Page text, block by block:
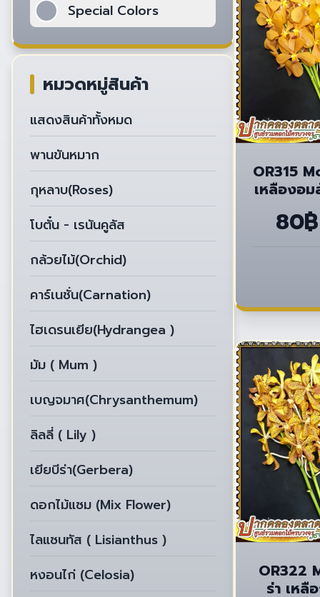
Special Colors
หมวดหมู่สินค้า
แสดงสินค้าทั้งหมด
พานขันหมาก
กุหลาบ(Roses)
โบตั๋น - เรนันคูลัส
กล้วยไม้(Orchid)
คาร์เนชั่น(Carnation)
ไฮเดรนเยีย(Hydrangea )
มัม ( Mum )
เบญจมาศ(Chrysanthemum)
ลิลลี่ ( Lily )
เยียบีร่า(Gerbera)
ดอกไม้แซม (Mix Flower)
ไลแซนทัส ( Lisianthus )
หงอนไก่ (Celosia)
OR315
เหลืองอ
80฿
OR322
ร่า เหลื